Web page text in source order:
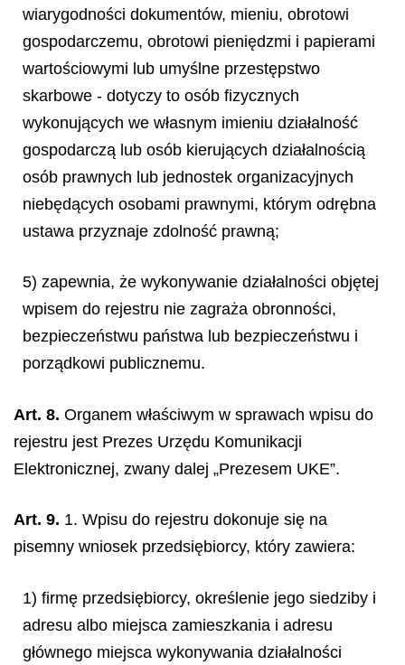
wiarygodności dokumentów, mieniu, obrotowi
gospodarczemu, obrotowi pieniędzmi i papierami
wartościowymi lub umyślne przestępstwo
skarbowe - dotyczy to osób fizycznych
wykonujących we własnym imieniu działalność
gospodarczą lub osób kierujących działalnością
osób prawnych lub jednostek organizacyjnych
niebędących osobami prawnymi, którym odrębna
ustawa przyznaje zdolność prawną;
5) zapewnia, że wykonywanie działalności objętej
wpisem do rejestru nie zagraża obronności,
bezpieczeństwu państwa lub bezpieczeństwu i
porządkowi publicznemu.
Art. 8. Organem właściwym w sprawach wpisu do
rejestru jest Prezes Urzędu Komunikacji
Elektronicznej, zwany dalej „Prezesem UKE”.
Art. 9. 1. Wpisu do rejestru dokonuje się na
pisemny wniosek przedsiębiorcy, który zawiera:
1) firmę przedsiębiorcy, określenie jego siedziby i
adresu albo miejsca zamieszkania i adresu
głównego miejsca wykonywania działalności